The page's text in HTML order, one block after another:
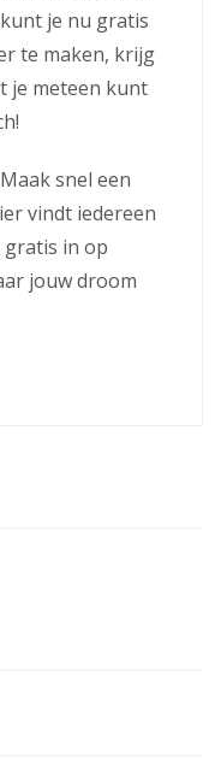
je nu gratis
te maken, krijg
je meteen kunt
snel een
vindt iedereen
gratis in op
jouw droom